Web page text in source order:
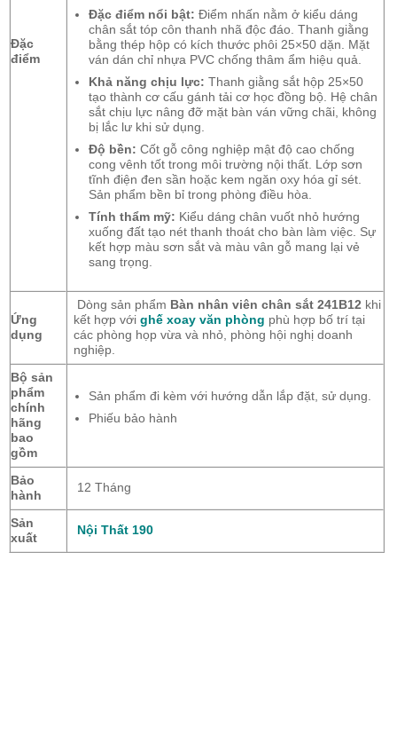
Đặc
điểm
Đặc điểm nổi bật: Điểm nhấn nằm ở kiểu dáng
chân sắt tóp côn thanh nhã độc đáo. Thanh giằng
bằng thép hộp có kích thước phôi 25×50 dặn. Mặt
ván dán chỉ nhựa PVC chống thâm ẩm hiệu quả.
Khả năng chịu lực: Thanh giằng sắt hộp 25×50
tạo thành cơ cấu gánh tải cơ học đồng bộ. Hệ chân
sắt chịu lực nâng đỡ mặt bàn ván vững chãi, không
bị lắc lư khi sử dụng.
Độ bền: Cốt gỗ công nghiệp mật độ cao chống
cong vênh tốt trong môi trường nội thất. Lớp sơn
tĩnh điện đen sần hoặc kem ngăn oxy hóa gỉ sét.
Sản phẩm bền bỉ trong phòng điều hòa.
Tính thẩm mỹ: Kiểu dáng chân vuốt nhỏ hướng
xuống đất tạo nét thanh thoát cho bàn làm việc. Sự
kết hợp màu sơn sắt và màu vân gỗ mang lại vẻ
sang trọng.
Ứng
dụng
Dòng sản phẩm Bàn nhân viên chân sắt 241B12 khi
kết hợp với ghế xoay văn phòng phù hợp bố trí tại
các phòng họp vừa và nhỏ, phòng hội nghị doanh
nghiệp.
Bộ sản
phẩm
chính
hãng
bao
gồm
Sản phẩm đi kèm với hướng dẫn lắp đặt, sử dụng.
Phiếu bảo hành
Bảo
hành
12 Tháng
Sản
xuất
Nội Thất 190